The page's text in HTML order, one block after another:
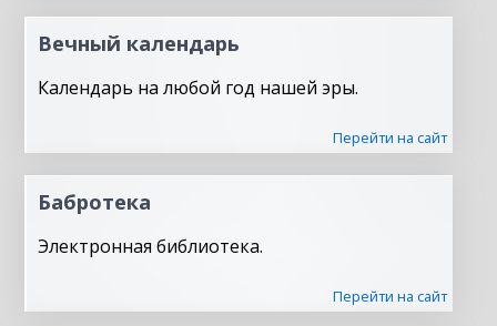
Вечный календарь
Календарь на любой год нашей эры.
Перейти на сайт
Бабротека
Электронная библиотека.
Перейти на сайт